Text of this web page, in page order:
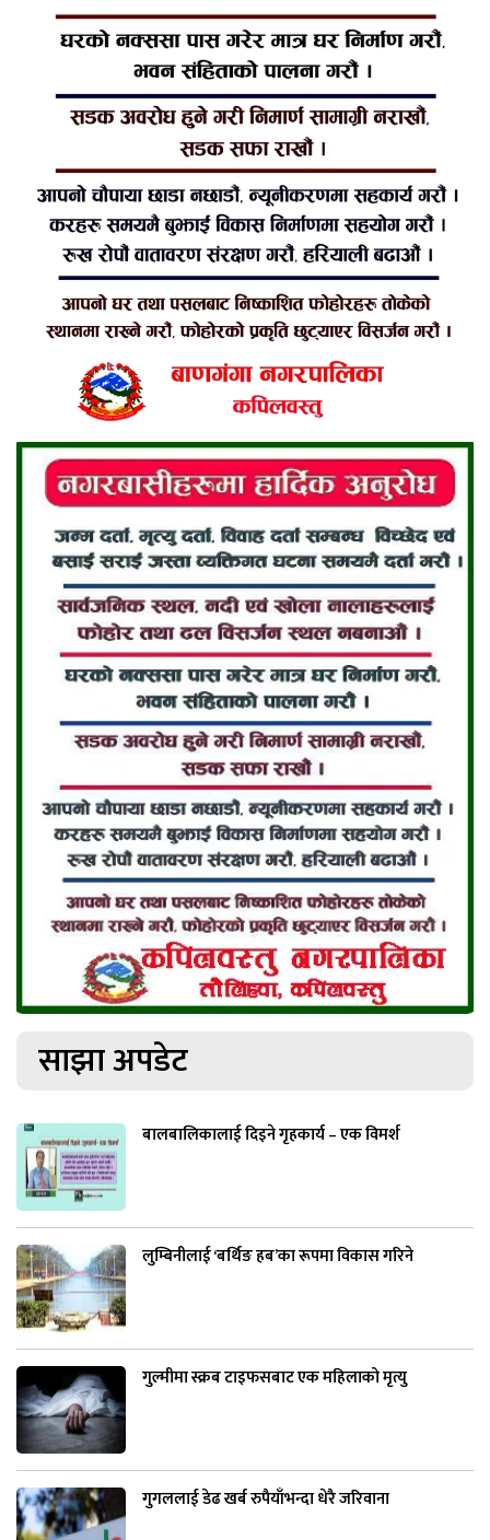
साझा अपडेट
बालबालिकालाई दिइने गृहकार्य – एक विमर्श
लुम्बिनीलाई ‘बर्थिङ हब’का रूपमा विकास गरिने
गुल्मीमा स्क्रब टाइफसबाट एक महिलाको मृत्यु
गुगललाई डेढ खर्ब रुपैयाँभन्दा धेरै जरिवाना